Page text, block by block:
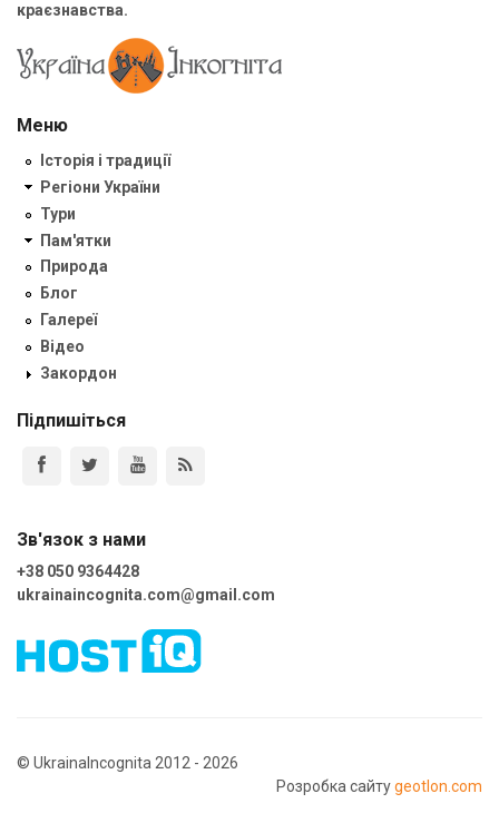
краєзнавства.
Меню
Історія і традиції
Регіони України
Тури
Пам'ятки
Природа
Блог
Галереї
Відео
Закордон
Підпишіться
Зв'язок з нами
+38 050 9364428
ukrainaincognita.com@gmail.com
© UkrainaIncognita 2012 - 2026
Розробка сайтуgeotlon.com